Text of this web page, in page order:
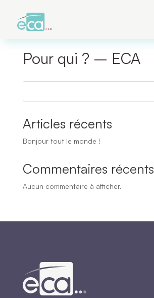
Pour qui ? – ECA
Articles récents
Bonjour tout le monde !
Commentaires récents
Aucun commentaire à afficher.